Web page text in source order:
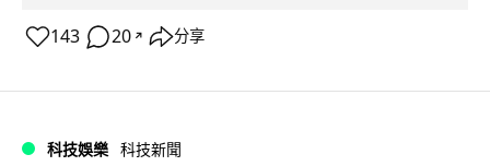
143 20 ↗ 分享
科技娛樂 科技新聞